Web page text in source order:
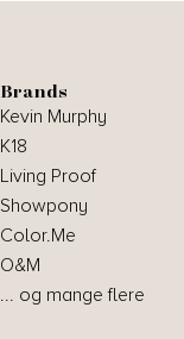
Brands
Kevin Murphy
K18
Living Proof
Showpony
Color.Me
O&M
... og mange flere